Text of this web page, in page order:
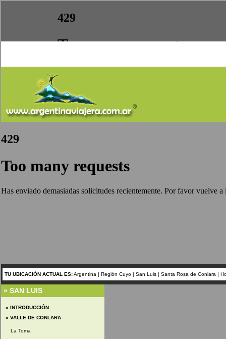
TU UBICACIÓN ACTUAL ES:Argentina | Región Cuyo | San Luis | Santa Rosa de Conlara |
» SAN LUIS
» INTRODUCCIÓN
» VALLE DE CONLARA
La Toma